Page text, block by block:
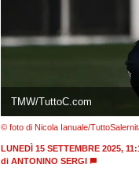
TMW/TuttoC.com
© foto di Nicola Ianuale/
LUNEDÌ 15 SETTEMBRE 2025,
di ANTONINO SERGI